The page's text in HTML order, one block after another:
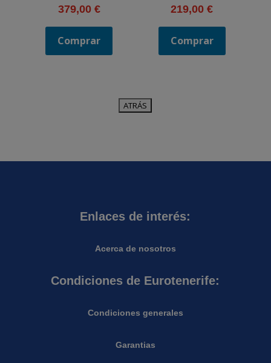
379,00 €
Comprar
219,00€
Comprar
Enlaces de interés:
Acerca de nosotros
Condiciones de Eurotenerife:
Condiciones generales
Garantias